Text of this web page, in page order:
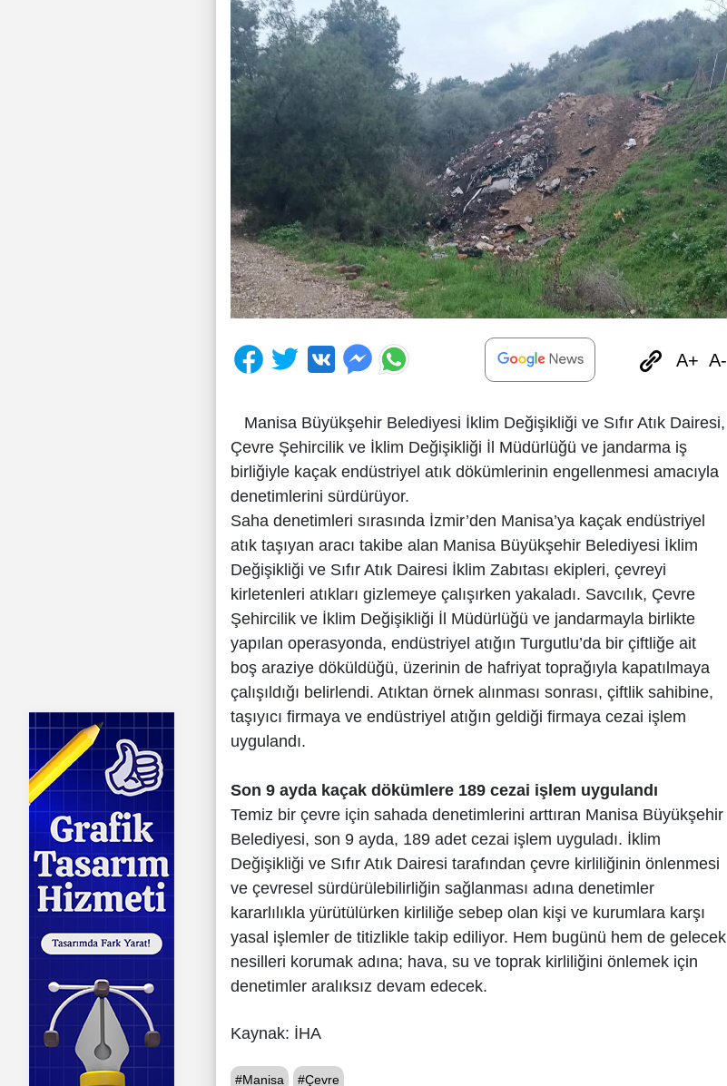
A+ A-
Manisa Büyükşehir Belediyesi İklim Değişikliği ve Sıfır Atık Dairesi,
Çevre Şehircilik ve İklim Değişikliği İl Müdürlüğü ve jandarma iş
birliğiyle kaçak endüstriyel atık dökümlerinin engellenmesi amacıyla
denetimlerini sürdürüyor.
Saha denetimleri sırasında İzmir’den Manisa’ya kaçak endüstriyel
atık taşıyan aracı takibe alan Manisa Büyükşehir Belediyesi İklim
Değişikliği ve Sıfır Atık Dairesi İklim Zabıtası ekipleri, çevreyi
kirletenleri atıkları gizlemeye çalışırken yakaladı. Savcılık, Çevre
Şehircilik ve İklim Değişikliği İl Müdürlüğü ve jandarmayla birlikte
yapılan operasyonda, endüstriyel atığın Turgutlu’da bir çiftliğe ait
boş araziye döküldüğü, üzerinin de hafriyat toprağıyla kapatılmaya
çalışıldığı belirlendi. Atıktan örnek alınması sonrası, çiftlik sahibine,
taşıyıcı firmaya ve endüstriyel atığın geldiği firmaya cezai işlem
uygulandı.
Son 9 ayda kaçak dökümlere 189 cezai işlem uygulandı
Temiz bir çevre için sahada denetimlerini arttıran Manisa Büyükşehir
Belediyesi, son 9 ayda, 189 adet cezai işlem uyguladı. İklim
Değişikliği ve Sıfır Atık Dairesi tarafından çevre kirliliğinin önlenmesi
ve çevresel sürdürülebilirliğin sağlanması adına denetimler
kararlılıkla yürütülürken kirliliğe sebep olan kişi ve kurumlara karşı
yasal işlemler de titizlikle takip ediliyor. Hem bugünü hem de gelecek
nesilleri korumak adına; hava, su ve toprak kirliliğini önlemek için
denetimler aralıksız devam edecek.
Kaynak: İHA
#Manisa #Çevre